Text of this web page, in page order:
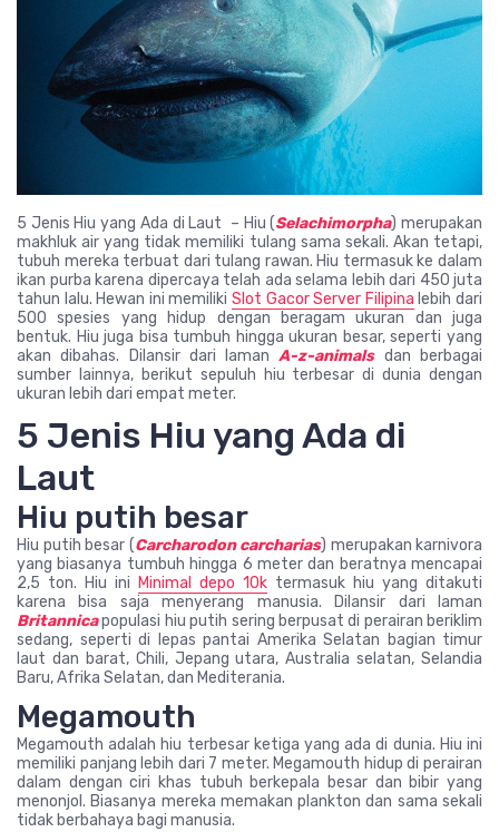
5 Jenis Hiu yang Ada di Laut – Hiu (Selachimorpha) merupakan
makhluk air yang tidak memiliki tulang sama sekali. Akan tetapi,
tubuh mereka terbuat dari tulang rawan. Hiu termasuk ke dalam
ikan purba karena dipercaya telah ada selama lebih dari 450 juta
tahun lalu. Hewan ini memiliki Slot Gacor Server Filipina lebih dari
500 spesies yang hidup dengan beragam ukuran dan juga
bentuk. Hiu juga bisa tumbuh hingga ukuran besar, seperti yang
akan dibahas. Dilansir dari lamanA-z-animals dan berbagai
sumber lainnya, berikut sepuluh hiu terbesar di dunia dengan
ukuran lebih dari empat meter.
5 Jenis Hiu yang Ada di
Laut
Hiu putih besar
Hiu putih besar (Carcharodon carcharias) merupakan karnivora
yang biasanya tumbuh hingga 6 meter dan beratnya mencapai
2,5 ton. Hiu ini Minimal depo 10k termasuk hiu yang ditakuti
karena bisa saja menyerang manusia. Dilansir dari laman
Britannicapopulasi hiu putih sering berpusat di perairan beriklim
sedang, seperti di lepas pantai Amerika Selatan bagian timur
laut dan barat, Chili, Jepang utara, Australia selatan, Selandia
Baru, Afrika Selatan, dan Mediterania.
Megamouth
Megamouth adalah hiu terbesar ketiga yang ada di dunia. Hiu ini
memiliki panjang lebih dari 7 meter. Megamouth hidup di perairan
dalam dengan ciri khas tubuh berkepala besar dan bibir yang
menonjol. Biasanya mereka memakan plankton dan sama sekali
tidak berbahaya bagi manusia.